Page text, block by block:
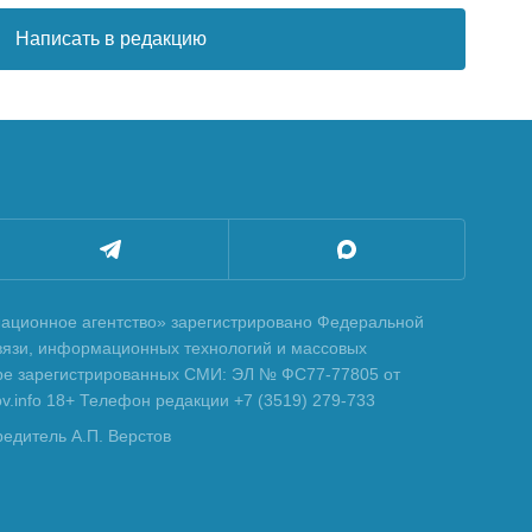
Написать в редакцию
агентство» зарегистрировано Федеральной
информационных технологий и массовых
зарегистрированных СМИ: ЭЛ № ФС77-77805 от
18+ Телефон редакции +7 (3519) 279-733
А.П. Верстов